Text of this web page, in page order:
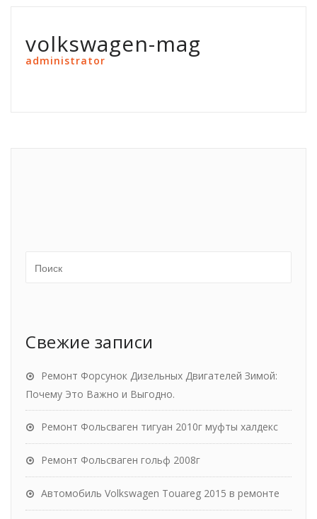
volkswagen-mag
administrator
Свежие записи
Ремонт Форсунок Дизельных Двигателей Зимой:
Почему Это Важно и Выгодно.
Ремонт Фольсваген тигуан 2010г муфты халдекс
Ремонт Фольсваген гольф 2008г
Автомобиль Volkswagen Touareg 2015 в ремонте